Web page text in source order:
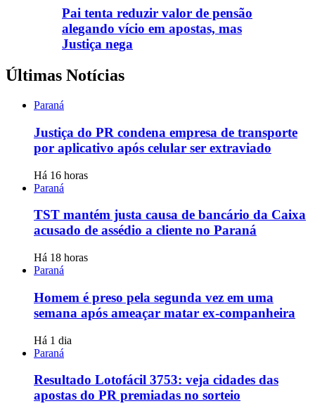
Pai tenta reduzir valor de pensão
alegando vício em apostas, mas
Justiça nega
Últimas Notícias
Paraná
Justiça do PR condena empresa de transporte
por aplicativo após celular ser extraviado
Há 16 horas
Paraná
TST mantém justa causa de bancário da Caixa
acusado de assédio a cliente no Paraná
Há 18 horas
Paraná
Homem é preso pela segunda vez em uma
semana após ameaçar matar ex-companheira
Há 1 dia
Paraná
Resultado Lotofácil 3753: veja cidades das
apostas do PR premiadas no sorteio